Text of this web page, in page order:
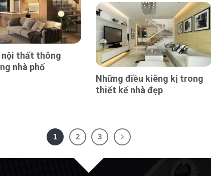
nội thất thông
nhà phố
Những điều kiêng kị trong
thiết kế nhà đẹp
1 2 3